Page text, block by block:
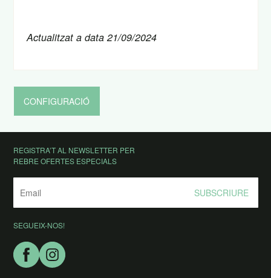
Actualitzat a data 21/09/2024
CONFIGURACIÓ
REGISTRA’T AL NEWSLETTER PER
REBRE OFERTES ESPECIALS
SUBSCRIURE
SEGUEIX-NOS!